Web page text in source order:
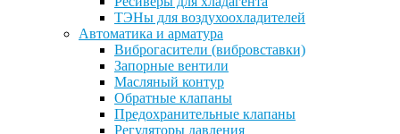
ТЭНы для воздухоохладителей
Автоматика и арматура
Виброгасители (вибровставки)
Запорные вентили
Масляный контур
Обратные клапаны
Предохранительные клапаны
Регуляторы давления